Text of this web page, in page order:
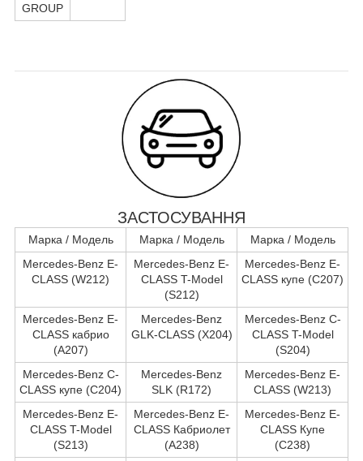
GROUP
ЗАСТОСУВАННЯ
Марка / Модель Марка / Модель
Марка / Модель
Mercedes-Benz E-
CLASS (W212)
Mercedes-Benz E-
CLASS T-Model
(S212)
Mercedes-Benz E-
CLASS купе (C207)
Mercedes-Benz E-
CLASS кабрио
(A207)
Mercedes-Benz
GLK-CLASS (X204)
Mercedes-Benz C-
CLASS T-Model
(S204)
Mercedes-Benz C-
CLASS купе (C204)
Mercedes-Benz
SLK (R172)
Mercedes-Benz E-
CLASS (W213)
Mercedes-Benz E-
CLASS T-Model
(S213)
Mercedes-Benz E-
CLASS Кабриолет
(A238)
Mercedes-Benz E-
CLASS Купе
(C238)